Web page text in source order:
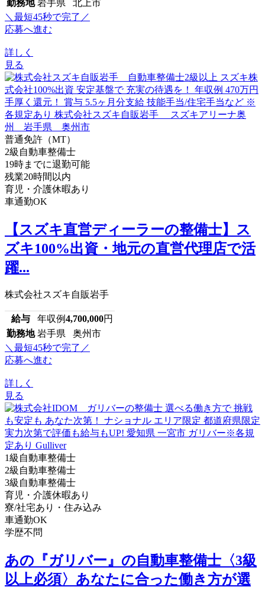
勤務地 岩手県 北上市
＼最短45秒で完了／
応募へ進む
詳しく
見る
普通免許（MT）
2級自動車整備士
19時までに退勤可能
残業20時間以内
育児・介護休暇あり
車通勤OK
【スズキ直営ディーラーの整備士】ス
ズキ100%出資・地元の直営代理店で活
躍...
株式会社スズキ自販岩手
給与 年収例4,700,000円
勤務地 岩手県 奥州市
＼最短45秒で完了／
応募へ進む
詳しく
見る
1級自動車整備士
2級自動車整備士
3級自動車整備士
育児・介護休暇あり
寮/社宅あり・住み込み
車通勤OK
学歴不問
あの『ガリバー』の自動車整備士〈3級
以上必須〉あなたに合った働き方が選